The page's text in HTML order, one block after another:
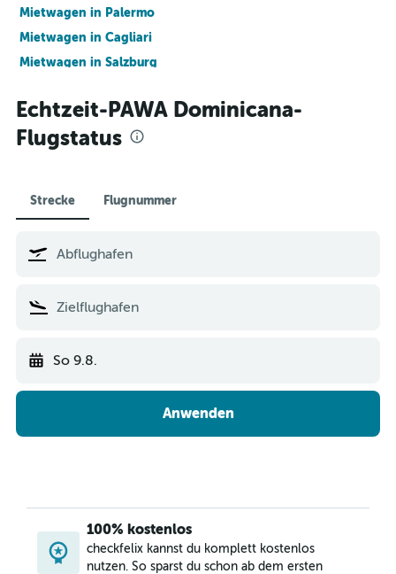
Mietwagen in Palermo
Mietwagen in Cagliari
Mietwagen in Salzburg
Hotels in Wien
Hotels in London
Hotels in Lignano
Hotels in Salzburg
Hotels in Caorle
Hotels in München
Echtzeit-PAWA Dominicana-
Flugstatus
Strecke Flugnummer
So 9.8.
Anwenden
100% kostenlos
checkfelix kannst du komplett kostenlos
nutzen. So sparst du schon ab dem ersten